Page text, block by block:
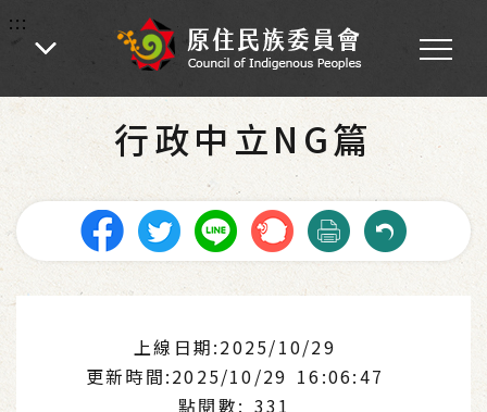
:::
:::
首頁 - 專區 - 行政中立專區
行政中立NG篇
上線日期:2025/10/29
更新時間:2025/10/29 16:06:47
點閱數: 331